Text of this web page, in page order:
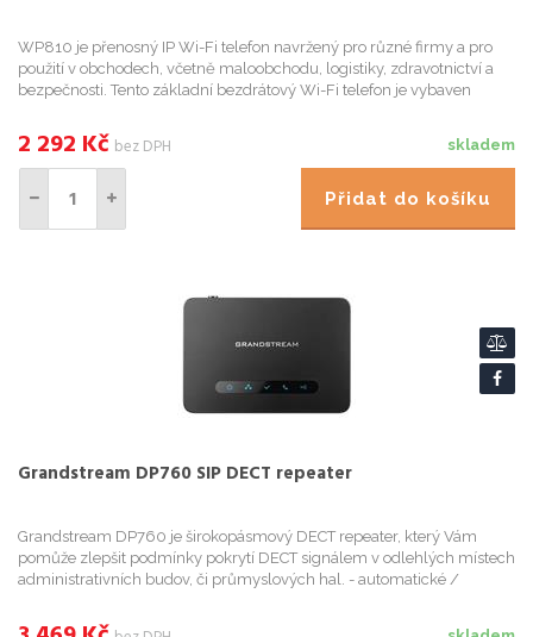
WP810 je přenosný IP Wi-Fi telefon navržený pro různé firmy a pro
použití v obchodech, včetně maloobchodu, logistiky, zdravotnictví a
bezpečnosti. Tento základní bezdrátový Wi-Fi telefon je vybaven
skladem
2 292 Kč bez DPH
Přidat do košíku
Grandstream DP760 SIP DECT repeater
Grandstream DP760 je širokopásmový DECT repeater, který Vám
pomůže zlepšit podmínky pokrytí DECT signálem v odlehlých místech
administrativních budov, či průmyslových hal. - automatické /
umo...